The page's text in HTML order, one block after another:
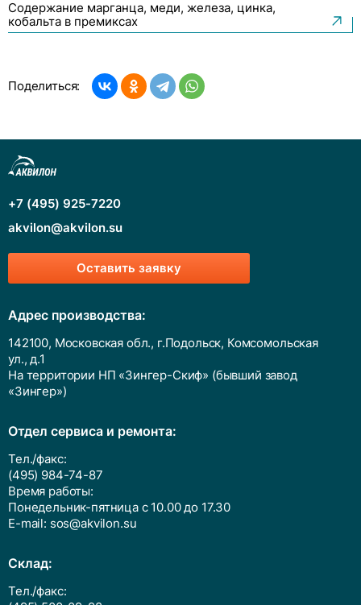
Содержание марганца, меди, железа, цинка,
кобальта в премиксах
Поделиться:
Оставить заявку
+7 (495) 925-7220
akvilon@akvilon.su
Адрес производства:
142100, Московская обл., г.Подольск, Комсомольская
ул., д.1
На территории НП «Зингер-Скиф» (бывший завод
«Зингер»)
Отдел сервиса и ремонта:
Тел./факс:
(495) 984-74-87
Время работы:
Понедельник-пятница с 10.00 до 17.30
E-mail: sos@akvilon.su
Cклад:
Тел./факс: